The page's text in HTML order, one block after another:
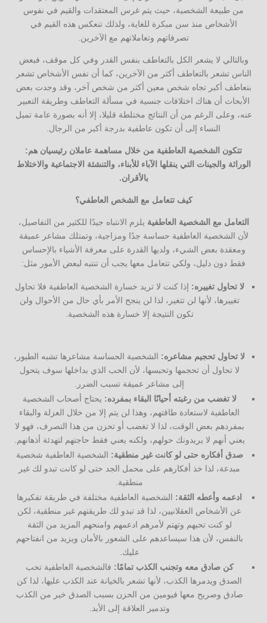
من طبيعة الشخصية، حيث يتم غرس المعتقدات والقيم في نفوس
الأشخاص منذ سن مبكرة للغاية، ولذلك تنعكس هذه القيم في
تصرفاتهم وتعاملاتهم مع الآخرين.
وبالتالي لا يشعر الكل بالتعاطف بنفس القدر وفي كل موقف، فبعض
الناس تشعر بالتعاطف أكثر من الآخرين، كما أن نفس الأشخاص تشعر
بتعاطف أكبر تجاه شخص معين أكثر من شخص آخر، وقد وجدت بعض
الأبحاث أن هناك اختلافات جنسية في مسألة التعاطف وطريقة التعبير
عنه، وعلى الرغم من أن النتائج مختلطة قليلا، إلا أنه بصورة عامة تميل
النساء إلى أن تكون عاطفية بدرجة أكبر من الرجال.
تتكون الشخصية العاطفية من خلال مساهمة عاملان رئيسيان هم:
الوراثة والجينات التي ينقلها الآباء للأبناء، والتنشئة الاجتماعية والاختلاط
بالأقران.
كيف تتعامل مع الشخص العاطفي؟
التعامل مع الشخصية العاطفية يلزم الانتباه جيدًا للكثير من التفاصيل،
لأن الشخصية العاطفية حساسة جدًا ومزاجية، وتمتلك مشاعر عميقة
ومعقدة بعض الشيء، ولديها القدرة على معرفة الأشياء بالإحساس
فقط دون دليل، ولكي تتعامل معها يجب أن تنتبه لبعض الأمور مثل:
لا تحاول تغييره: إذا كنت لا تريد خسارة الشخصية العاطفية فلا تحاول
تغييرها، لأنها لن تتغير، لذا لن ينجح الأمر بأي حال من الأحوال ولن
تكون النتيجة إلا خسارة هذه الشخصية.
لا تحاول تحجيم مشاعره: الشخصية الحساسة مشاعرها تشبه الطيور،
لا تحاول أن تحجمها وتحبسها، لأن الحب الذي بداخلها سوف يتحول
إلى مشاعر عميقة تسبب الضرر.
لا تغضب من رغبته أحيانًا البقاء بمفرده: يحتاج أصحاب الشخصية
العاطفية لاستعادة طاقتهم، وهذا لن يتم إلا من خلال العزلة والبقاء
بمفردهم بعض الوقت، لذا لا تغضب أو تحزن من هذا التصرف، فهو لا
يعني أنهم لا يريدونك حولهم، ولكنه يعني فقط حاجتهم لتهدئة أذهانهم.
صدق أفكاره حتى لو كانت غير منطقية: الشخصية العاطفية شخصية
مبدعة، لذا خذ أفكارهم على محمل الجد حتى لو كانت تبدو لك غير
منطقية.
ادعمه وأعطه الثقة: الشخصية العاطفية مختلفة في طريقة تفكيرها
عن الأشخاص العقلانيين، لذا قد تبدو لك طريقتهم غير منطقية، لكن
لو كنت تحبهم وتهتم لأمرهم ادعمهم وامنحهم المزيد من الثقة
بالنفس، لأن هذا سيساعدهم على الشعور بالأمان ويزيد من انفتاحهم
عليك.
كن صادق معه وتجنب الكذب تمامًا: فالشخصية العاطفية تحب
الصدق ويدمرها الكذب، لأنها تشعر بالخيانة عند الكذب عليها، لذا كن
صادق وصريح معها فيومين من الحزن بسبب الصدق خير من الكذب
وتدمير العلاقة إلى الأبد.